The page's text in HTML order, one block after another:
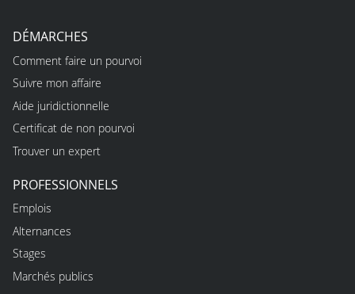
DÉMARCHES
Comment faire un pourvoi
Suivre mon affaire
Aide juridictionnelle
Certificat de non pourvoi
Trouver un expert
PROFESSIONNELS
Emplois
Alternances
Stages
Marchés publics